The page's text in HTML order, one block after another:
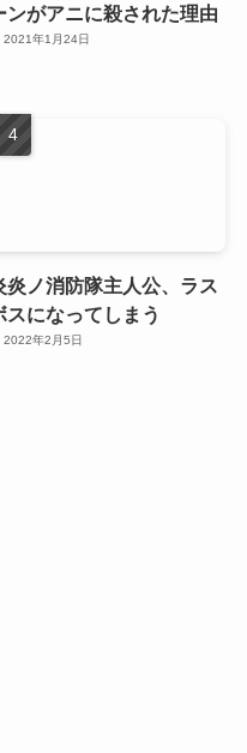
ンがアニに殺された理由
2021年1月24日
炎ノ消防隊主人公、ラス
スになってしまう
2022年2月5日